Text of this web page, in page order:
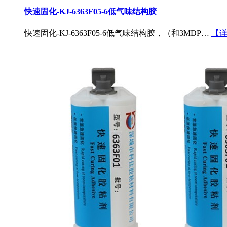
快速固化-KJ-6363F05-6低气味结构胶
快速固化-KJ-6363F05-6低气味结构胶，（和3MDP… 【